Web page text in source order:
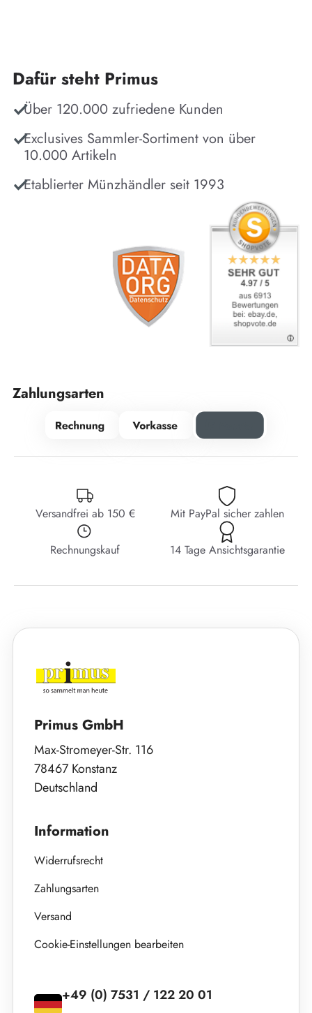
Dafür steht Primus
Über 120.000 zufriedene Kunden
Exclusives Sammler-Sortiment von über
10.000 Artikeln
Etablierter Münzhändler seit 1993
Zahlungsarten
Versandfrei ab 150 € Mit PayPal sicher zahlen
Rechnungskauf 14 Tage Ansichtsgarantie
Primus GmbH
Max-Stromeyer-Str. 116
78467 Konstanz
Deutschland
Information
Widerrufsrecht
Zahlungsarten
Versand
Cookie-Einstellungen bearbeiten
+49 (0) 7531 / 122 20 01